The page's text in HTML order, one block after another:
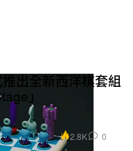
出全新西洋棋套組
」
2.8K 0